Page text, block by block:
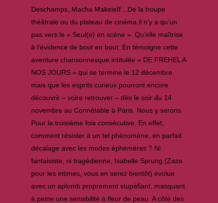
Deschamps, Macha Makeieff…De la troupe
théâtrale ou du plateau de cinéma il n’y a qu’un
pas vers le « Seul(e) en scène ». Qu’elle maîtrise
à l’évidence de bout en bout. En témoigne cette
aventure chansonnesque intitulée « DE FREHEL A
NOS JOURS » qui se termine le 12 décembre
mais que les esprits curieux pourront encore
découvrir – voire retrouver – dès le soir du 14
novembre au Connétable à Paris. Nous y serons.
Pour la troisième fois consécutive. En effet,
comment résister à un tel phénomène, en parfait
décalage avec les modes éphémères ? Ni
fantaisiste, ni tragédienne, Isabelle Sprung (Zaza
pour les intimes, vous en serez bientôt) évolue
avec un aplomb proprement stupéfiant, masquant
à peine une sensibilité à fleur de peau. A côté des